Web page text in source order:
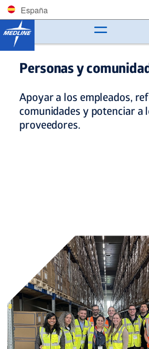
España
Corporate (EN)
Czech
Deutschland
Österreich
Portugal
Slovenská republika
Schweiz (DE)
Personas y
Apoyar a los empleados,
comunidades y potenciar a
proveedores.